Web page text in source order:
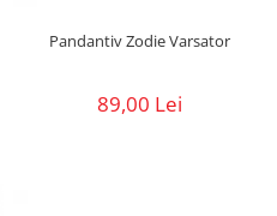
Pandantiv Zodie Varsator
89,00 Lei